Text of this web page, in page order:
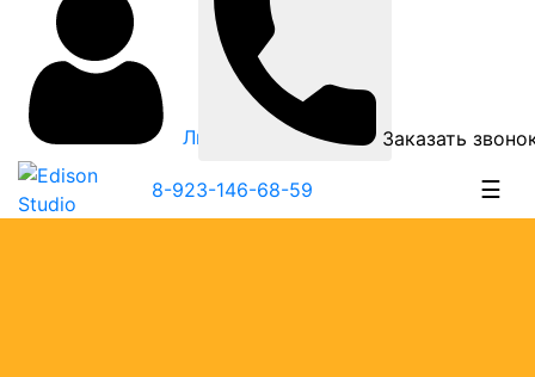
Личный кабинет Заказать
8-923-146-68-59 ☰